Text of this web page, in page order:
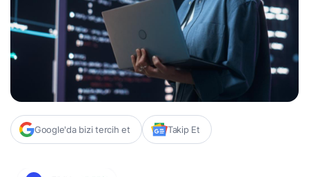
Google'da bizi tercih et Takip Et